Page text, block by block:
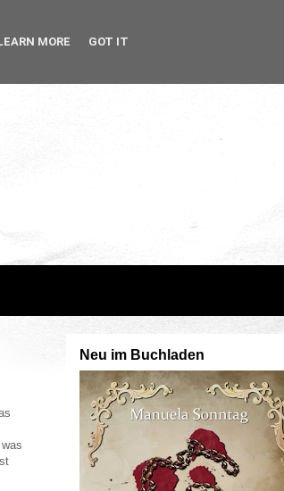
Neu im Buchladen
MORE GOT IT